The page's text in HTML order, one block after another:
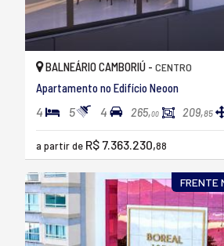
BALNEÁRIO CAMBORIÚ - CENTRO
Apartamento no Edifício Neoon
4 5 4 265,00 209,85
a partir de R$ 7.363.230,88
FRENTE